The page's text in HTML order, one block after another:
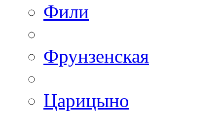
Фили
Фрунзенская
Царицыно